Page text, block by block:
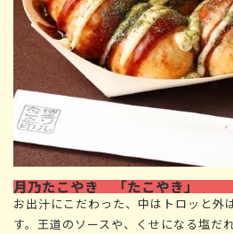
月乃たこやき 「たこやき」
お出汁にこだわった、中はトロッと外
す。王道のソースや、くせになる塩だ